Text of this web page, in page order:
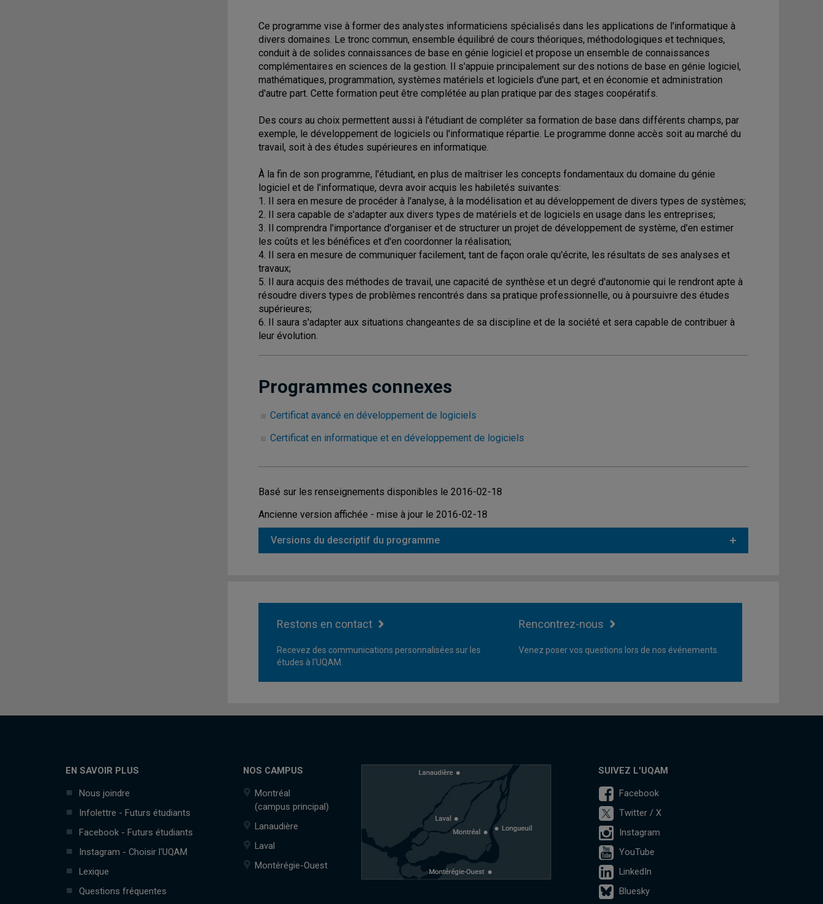
Ce programme vise à former des analystes informaticiens spécialisés dans les applications de l'informatique à
divers domaines. Le tronc commun, ensemble équilibré de cours théoriques, méthodologiques et techniques,
conduit à de solides connaissances de base en génie logiciel et propose un ensemble de connaissances
complémentaires en sciences de la gestion. Il s'appuie principalement sur des notions de base en génie logiciel,
mathématiques, programmation, systèmes matériels et logiciels d'une part, et en économie et administration
d'autre part. Cette formation peut être complétée au plan pratique par des stages coopératifs.
Des cours au choix permettent aussi à l'étudiant de compléter sa formation de base dans différents champs, par
exemple, le développement de logiciels ou l'informatique répartie. Le programme donne accès soit au marché du
travail, soit à des études supérieures en informatique.
À la fin de son programme, l'étudiant, en plus de maîtriser les concepts fondamentaux du domaine du génie
logiciel et de l'informatique, devra avoir acquis les habiletés suivantes:
1. Il sera en mesure de procéder à l'analyse, à la modélisation et au développement de divers types de systèmes;
2. Il sera capable de s'adapter aux divers types de matériels et de logiciels en usage dans les entreprises;
3. Il comprendra l'importance d'organiser et de structurer un projet de développement de système, d'en estimer
les coûts et les bénéfices et d'en coordonner la réalisation;
4. Il sera en mesure de communiquer facilement, tant de façon orale qu'écrite, les résultats de ses analyses et
travaux;
5. Il aura acquis des méthodes de travail, une capacité de synthèse et un degré d'autonomie qui le rendront apte à
résoudre divers types de problèmes rencontrés dans sa pratique professionnelle, ou à poursuivre des études
supérieures;
6. Il saura s'adapter aux situations changeantes de sa discipline et de la société et sera capable de contribuer à
leur évolution.
Programmes connexes
Certificat avancé en développement de logiciels
Certificat en informatique et en développement de logiciels
Basé sur les renseignements disponibles le 2016-02-18
Ancienne version affichée - mise à jour le 2016-02-18
Versions du descriptif du programme
Restons en contact
Recevez des communications personnalisées sur les
études à l'UQAM.
Rencontrez-nous
Venez poser vos questions lors de nos événements.
EN SAVOIR PLUS
Nous joindre
Infolettre - Futurs étudiants
Facebook - Futurs étudiants
Instagram - Choisir l'UQAM
Lexique
Questions fréquentes
NOS CAMPUS
Montréal
(campus principal)
Lanaudière
Laval
Montérégie-Ouest
SUIVEZ L'UQAM
Facebook
Twitter / X
Instagram
YouTube
LinkedIn
Bluesky